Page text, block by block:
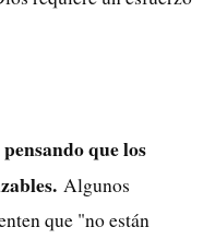
que los
Algunos
que "no están